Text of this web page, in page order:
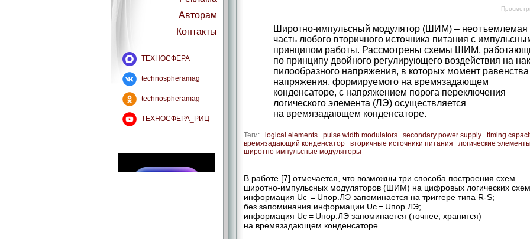
Авторам
Контакты
ТЕХНОСФЕРА
technospheramag
technospheramag
ТЕХНОСФЕРА_РИЦ
Широтно-импульсный модулятор (ШИМ) – неотъемлемая
часть любого вторичного источника питания с
принципом работы. Рассмотрены схемы ШИМ,
по принципу двойного регулирующего воздействия на
пилообразного напряжения, в которых момент равенства
напряжения, формируемого на времязадающем
конденсаторе, с напряжением порога переключения
логического элемента (ЛЭ) осуществляется
на времязадающем конденсаторе.
Теги: logical elements pulse width modulators secondary power supply
timing
времязадающий конденсатор
вторичные источники питания
логические элементы
широтно-импульсные модуляторы
В работе [7] отмечается, что возможны три способа построения схем
широтно-импульсных модуляторов (ШИМ) на цифровых логических
информация Uc = Uпор.ЛЭ запоминается на триггере типа R-S;
без запоминания информации Uc = Uпор.ЛЭ;
информация Uc = Uпор.ЛЭ запоминается (точнее, хранится)
на времязадающем конденсаторе.